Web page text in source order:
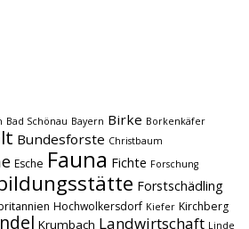
Bad Schönau Bayern Birke Borkenkäfer
Bundesforste Christbaum
Esche Fauna Fichte Forschung
Forstschädling
Hochwolkersdorf Kiefer Kirchberg
Krumbach Landwirtschaft Linde